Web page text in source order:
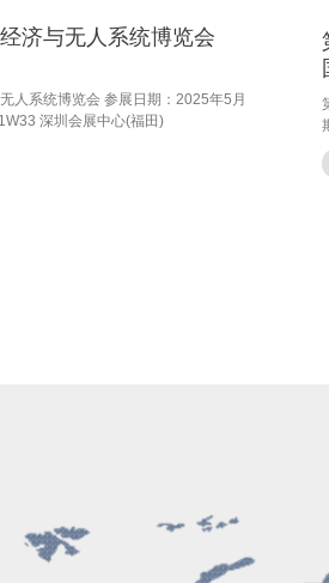
济与无人系统博览会
人系统博览会 参展日期：2025年5月
深圳会展中心(福田)